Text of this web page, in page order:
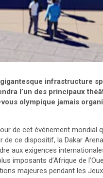
infrastructure
l’un des principaux
olympique jamais
de cet événement mondial
ce dispositif, la Dakar
aux exigences
imposants d’Afrique de
majeures pendant les